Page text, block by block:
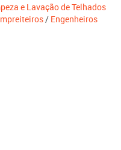
e Lavação de Telhados
/ Engenheiros